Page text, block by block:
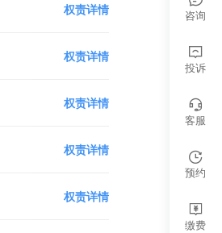
权责详情
权责详情
权责详情
权责详情
权责详情
咨询
投诉
客服
预约
缴费